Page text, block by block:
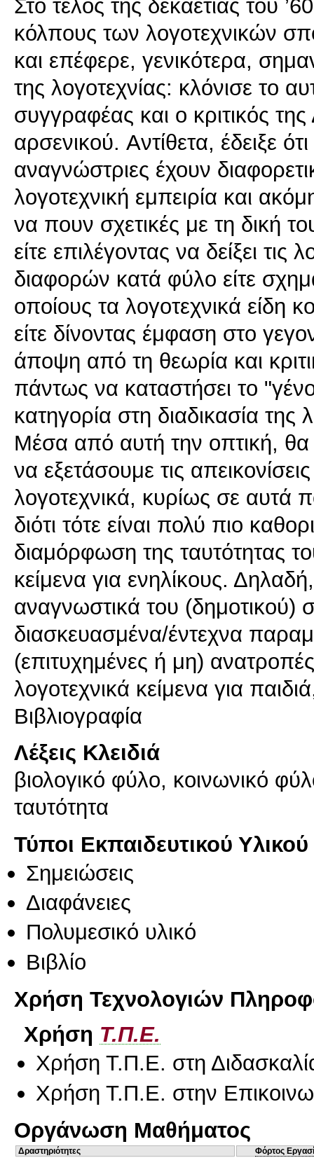
Στο τέλος της δεκαετίας του
κόλπους των λογοτεχνικών
και επέφερε, γενικότερα,
της λογοτεχνίας: κλόνισε το
συγγραφέας και ο κριτικός της
αρσενικού. Aντίθετα, έδειξε ότι
αναγνώστριες έχουν
λογοτεχνική εμπειρία και
να πουν σχετικές με τη δική
είτε επιλέγοντας να δείξει
διαφορών κατά φύλο είτε
οποίους τα λογοτεχνικά είδη
είτε δίνοντας έμφαση στο
άποψη από τη θεωρία και
πάντως να καταστήσει το
κατηγορία στη διαδικασία της
Mέσα από αυτή την οπτική,
να εξετάσουμε τις
λογοτεχνικά, κυρίως σε αυτά
διότι τότε είναι πολύ πιο
διαμόρφωση της ταυτότητας
κείμενα για ενηλίκους.
αναγνωστικά του (δημοτικού)
διασκευασμένα/έντεχνα
(επιτυχημένες ή μη)
λογοτεχνικά κείμενα για
Βιβλιογραφία
Λέξεις Κλειδιά
βιολογικό φύλο, κοινωνικό
ταυτότητα
Τύποι Εκπαιδευτικού Υλικού
Σημειώσεις
Διαφάνειες
Πολυμεσικό υλικό
Βιβλίο
Χρήση Τεχνολογιών
Χρήση Τ.Π.Ε.
Χρήση Τ.Π.Ε. στη
Χρήση Τ.Π.Ε. στην
Οργάνωση Μαθήματος
Δραστηριότητες
Φόρτος